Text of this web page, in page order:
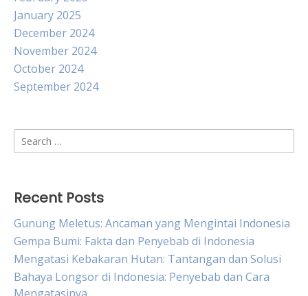
January 2025
December 2024
November 2024
October 2024
September 2024
Search
for:
Recent Posts
Gunung Meletus: Ancaman yang Mengintai Indonesia
Gempa Bumi: Fakta dan Penyebab di Indonesia
Mengatasi Kebakaran Hutan: Tantangan dan Solusi
Bahaya Longsor di Indonesia: Penyebab dan Cara